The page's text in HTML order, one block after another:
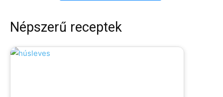
Népszerű receptek